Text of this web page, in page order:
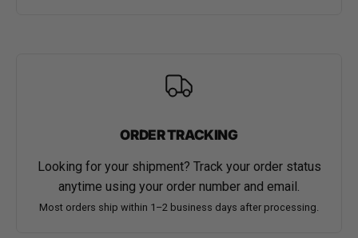
ORDER TRACKING
Looking for your shipment? Track your order status
anytime using your order number and email.
Most orders ship within 1–2 business days after processing.